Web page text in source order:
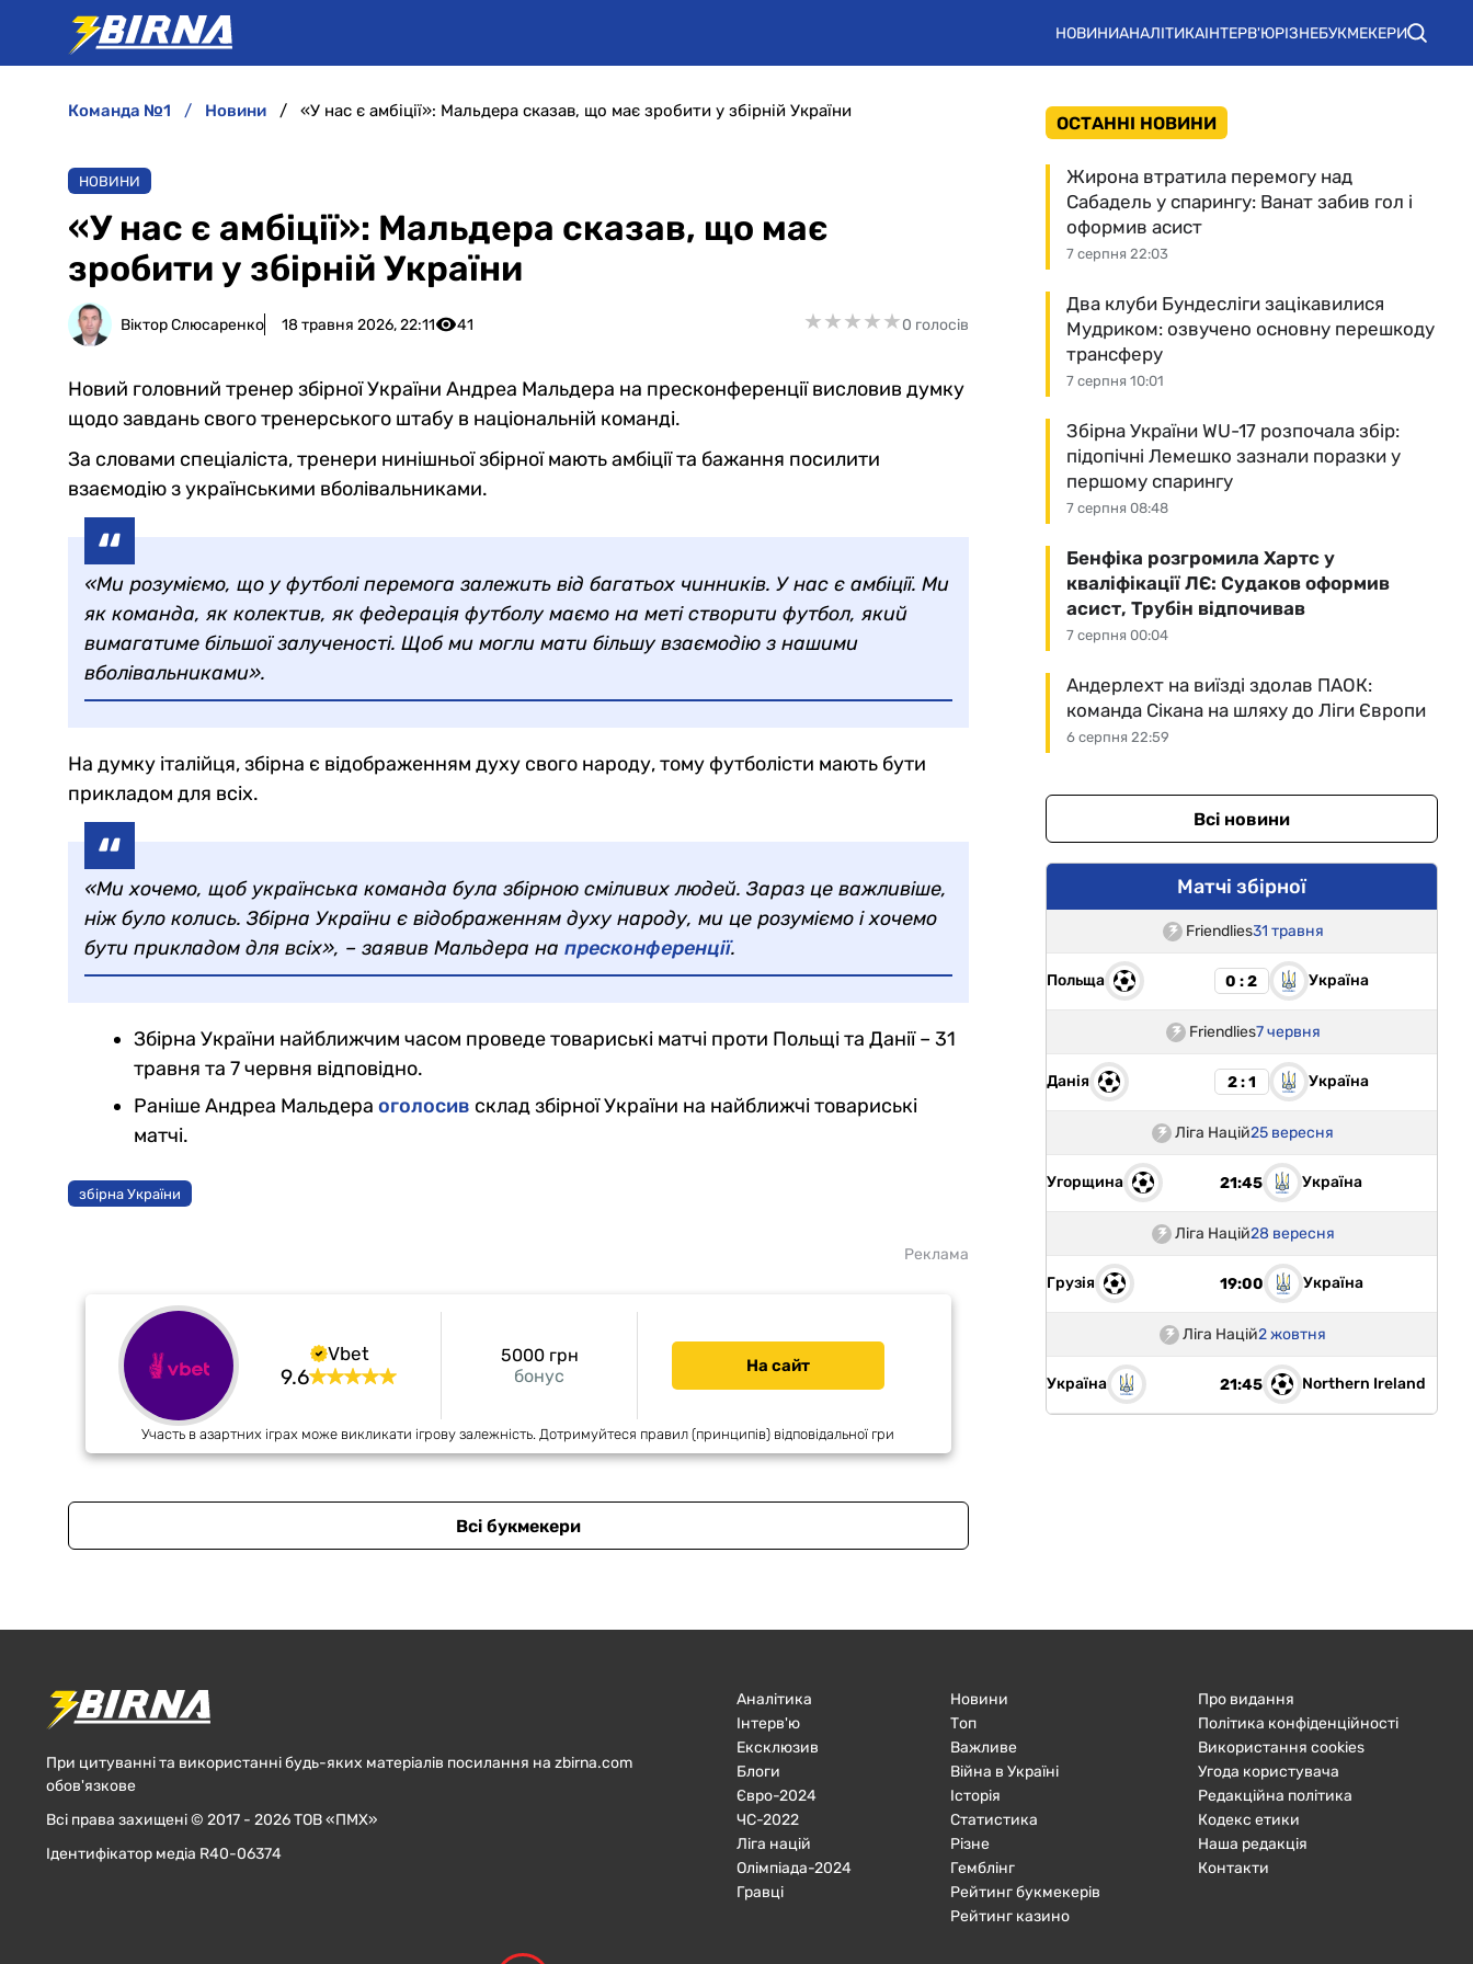
НОВИНИАНАЛІТИКАІНТЕРВ'ЮРІЗНЕБУКМЕКЕРИ
команда №1 новини «У нас є амбіції»: Мальдера сказав, що має зробити у збірній України
НОВИНИ
«У нас є амбіції»: Мальдера сказав, що має
зробити у збірній України
Віктор Слюсаренко 18 травня 2026, 22:11 41 ★★★★★
★★★★★0 голосів
Новий головний тренер збірної України Андреа Мальдера на пресконференції висловив думку
щодо завдань свого тренерського штабу в національній команді.
За словами спеціаліста, тренери нинішньої збірної мають амбіції та бажання посилити
взаємодію з українськими вболівальниками.
«Ми розуміємо, що у футболі перемога залежить від багатьох чинників. У нас є амбіції. Ми
як команда, як колектив, як федерація футболу маємо на меті створити футбол, який
вимагатиме більшої залученості. Щоб ми могли мати більшу взаємодію з нашими
вболівальниками».
На думку італійця, збірна є відображенням духу свого народу, тому футболісти мають бути
прикладом для всіх.
«Ми хочемо, щоб українська команда була збірною сміливих людей. Зараз це важливіше,
ніж було колись. Збірна України є відображенням духу народу, ми це розуміємо і хочемо
бути прикладом для всіх», – заявив Мальдера на пресконференції.
Збірна України найближчим часом проведе товариські матчі проти Польщі та Данії – 31
травня та 7 червня відповідно.
Раніше Андреа Мальдера оголосив склад збірної України на найближчі товариські
матчі.
збірна України
Реклама
Vbet
9.6 бонус
5000 грн На сайт
Участь в азартних іграх може викликати ігрову залежність. Дотримуйтеся правил (принципів) відповідальної гри
Всі букмекери
ОСТАННІ НОВИНИ
7 серпня 22:03
Жирона втратила перемогу над
Сабадель у спарингу: Ванат забив гол і
оформив асист
7 серпня 10:01
Два клуби Бундесліги зацікавилися
Мудриком: озвучено основну перешкоду
трансферу
7 серпня 08:48
Збірна України WU-17 розпочала збір:
підопічні Лемешко зазнали поразки у
першому спарингу
7 серпня 00:04
Бенфіка розгромила Хартс у
кваліфікації ЛЄ: Судаков оформив
асист, Трубін відпочивав
6 серпня 22:59
Андерлехт на виїзді здолав ПАОК:
команда Сікана на шляху до Ліги Європи
Всі новини
Матчі збірної
Friendlies31 травня
Польща 0 : 2 Україна
Friendlies7 червня
Данія 2 : 1 Україна
Ліга Націй25 вересня
Угорщина 21:45 Україна
Ліга Націй28 вересня
Грузія 19:00 Україна
Ліга Націй2 жовтня
Україна 21:45 Northern Ireland
При цитуванні та використанні будь-яких матеріалів посилання на zbirna.com
обов'язкове
Всі права захищені © 2017 - 2026 ТОВ «ПМХ»
Ідентифікатор медіа R40-06374
Аналітика
Інтерв'ю
Ексклюзив
Блоги
Євро-2024
ЧC-2022
Ліга націй
Олімпіада-2024
Гравці
Новини
Топ
Важливе
Війна в Україні
Історія
Статистика
Різне
Гемблінг
Рейтинг букмекерів
Рейтинг казино
Про видання
Політика конфіденційності
Використання cookies
Угода користувача
Редакційна політика
Кодекс етики
Наша редакція
Контакти